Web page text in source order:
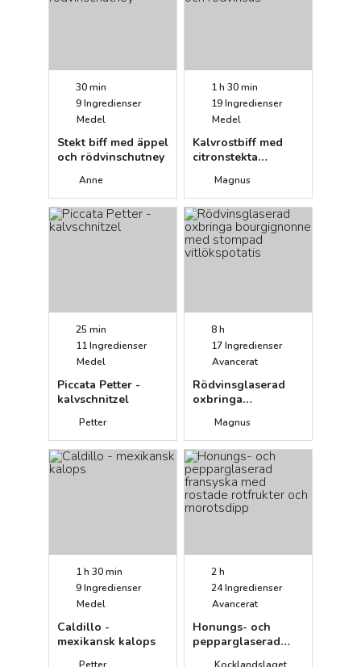
30 min
9Ingredienser
Medel
Stekt biff med äppel
och rödvinschutney
Anne
1 h 30 min
19Ingredienser
Medel
Kalvrostbiff med
citronstekta
rödvinsås
Magnus
25 min
11Ingredienser
Medel
Piccata Petter -
kalvschnitzel
Petter
8 h
17Ingredienser
Avancerat
Rödvinsglaserad
oxbringa
stompad
vitlökspotatis
Magnus
1 h 30 min
9Ingredienser
Medel
Caldillo -
mexikansk kalops
2 h
24Ingredienser
Avancerat
Honungs- och
pepparglaserad